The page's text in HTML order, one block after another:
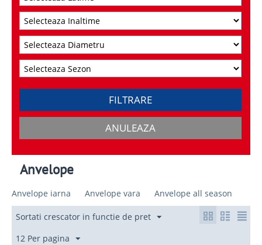
FILTRARE
ANULEAZA
Anvelope
Anvelope iarna Anvelope vara Anvelope all season
Sortati crescator in functie de pret
12 Per pagina